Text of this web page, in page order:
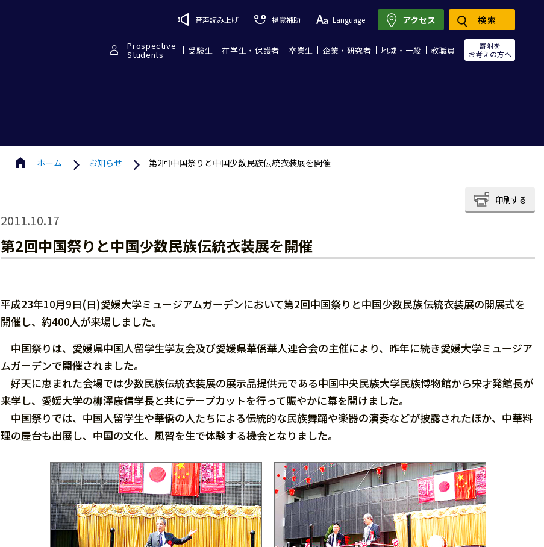
音声読み上げ 視覚補助 Language
Prospective
Students 受験生 在学生・保護者 卒業生 企業・研究者 地域・一般 教職員
寄附を
お考えの方へ
アクセス 検索
ホーム お知らせ 第2回中国祭りと中国少数民族伝統衣装展を開催
印刷する
2011.10.17
第2回中国祭りと中国少数民族伝統衣装展を開催
平成23年10月9日(日)愛媛大学ミュージアムガーデンにおいて第2回中国祭りと中国少数民族伝統衣装展の開展式を
開催し、約400人が来場しました。
中国祭りは、愛媛県中国人留学生学友会及び愛媛県華僑華人連合会の主催により、昨年に続き愛媛大学ミュージア
ムガーデンで開催されました。
好天に恵まれた会場では少数民族伝統衣装展の展示品提供元である中国中央民族大学民族博物館から宋才発館長が
来学し、愛媛大学の柳澤康信学長と共にテープカットを行って賑やかに幕を開けました。
中国祭りでは、中国人留学生や華僑の人たちによる伝統的な民族舞踊や楽器の演奏などが披露されたほか、中華料
理の屋台も出展し、中国の文化、風習を生で体験する機会となりました。